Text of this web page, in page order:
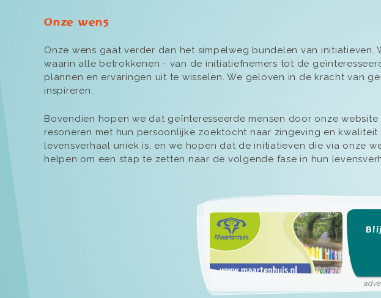
Onze wens
Onze wens gaat verder dan het simpelweg bundelen van initiatieven.
waarin alle betrokkenen - van de initiatiefnemers tot de
plannen en ervaringen uit te wisselen. We geloven in de kracht van
inspireren.
Bovendien hopen we dat geïnteresseerde mensen door onze
resoneren met hun persoonlijke zoektocht naar zingeving en
levensverhaal uniek is, en we hopen dat de initiatieven die via onze
helpen om een stap te zetten naar de volgende fase in hun